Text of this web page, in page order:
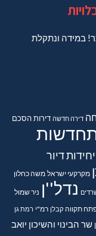
במידה ונתקלת
דירה חדשה דירותהסכם
יחידות דיור
מקרקעי ישראל משה כחלון
נדל''ן ניר שמול
תקווה קבלן רמ"י רמת גן
שר הבינוי והשיכון יואב